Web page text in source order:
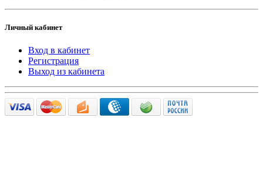
Личный кабинет
Вход в кабинет
Регистрация
Выход из кабинета